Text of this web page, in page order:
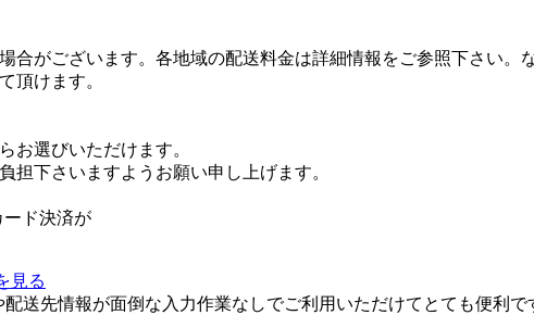
合がございます。各地域の配送料金は詳細情報をご参照下さい
頂けます。
お選びいただけます。
担下さいますようお願い申し上げます。
ード決済が
見る
送先情報が面倒な入力作業なしでご利用いただけてとても便利で